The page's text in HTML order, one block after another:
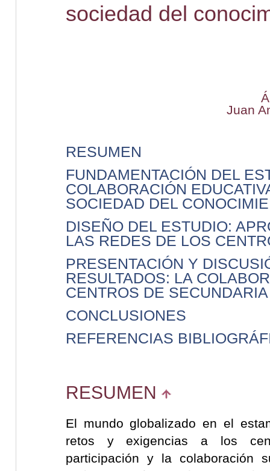
sociedad del
Juan
RESUMEN
FUNDAMENTACIÓN DEL
COLABORACIÓN
SOCIEDAD DEL
DISEÑO DEL ESTUDIO:
LAS REDES DE LOS
PRESENTACIÓN Y
RESULTADOS: LA
CENTROS DE
CONCLUSIONES
REFERENCIAS
RESUMEN
El mundo globalizado en el
retos y exigencias a los
participación y la colaboración